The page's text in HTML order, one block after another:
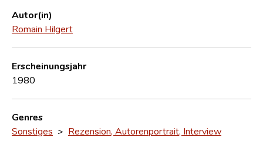
Autor(in)
Romain Hilgert
Erscheinungsjahr
1980
Genres
Sonstiges > Rezension, Autorenportrait, Interview